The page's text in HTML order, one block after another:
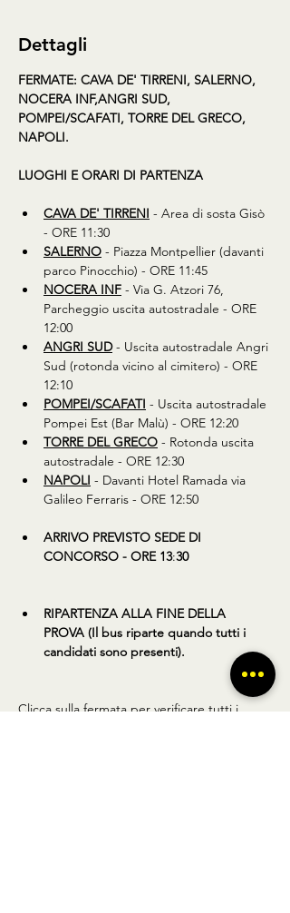
Dettagli
FERMATE: CAVA DE' TIRRENI, SALERNO,
NOCERA INF,ANGRI SUD,
POMPEI/SCAFATI, TORRE DEL GRECO,
NAPOLI.
LUOGHI E ORARI DI PARTENZA
CAVA DE' TIRRENI - Area di sosta Gisò
- ORE 11:30
SALERNO - Piazza Montpellier (davanti
parco Pinocchio) - ORE 11:45
NOCERA INF - Via G. Atzori 76,
Parcheggio uscita autostradale - ORE
12:00
ANGRI SUD - Uscita autostradale Angri
Sud (rotonda vicino al cimitero) - ORE
12:10
POMPEI/SCAFATI - Uscita autostradale
Pompei Est (Bar Malù) - ORE 12:20
TORRE DEL GRECO - Rotonda uscita
autostradale - ORE 12:30
NAPOLI - Davanti Hotel Ramada via
Galileo Ferraris - ORE 12:50
ARRIVO PREVISTO SEDE DI
CONCORSO - ORE 13:30
RIPARTENZA ALLA FINE DELLA
PROVA (Il bus riparte quando tutti i
candidati sono presenti).
Clicca sulla fermata per verificare tutti i